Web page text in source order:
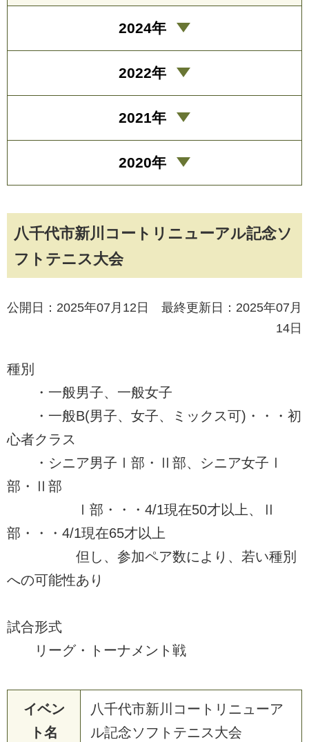
八千代市新川コートリニューアル記念ソ
フトテニス大会
公開日：2025年07月12日 最終更新日：2025年07月
14日
種別
・一般男子、一般女子
・一般B(男子、女子、ミックス可)・・・初
心者クラス
・シニア男子Ⅰ部・Ⅱ部、シニア女子Ⅰ
部・Ⅱ部
Ⅰ部・・・4/1現在50才以上、Ⅱ
部・・・4/1現在65才以上
但し、参加ペア数により、若い種別
への可能性あり
試合形式
リーグ・トーナメント戦
イベン
ト名
八千代市新川コートリニューア
ル記念ソフトテニス大会
2024年
2022年
2021年
2020年